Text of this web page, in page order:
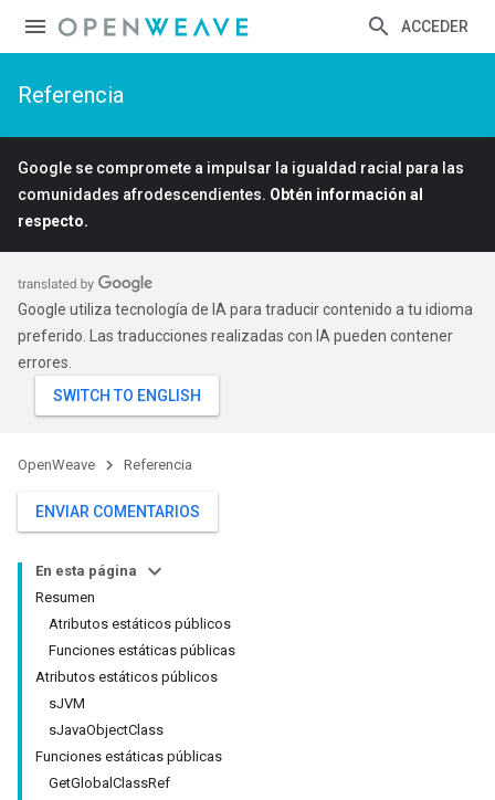
ACCEDER
Referencia
Google se compromete a impulsar la igualdad racial para las
comunidades afrodescendientes. Obtén información al
respecto.
Google utiliza tecnología de IA para traducir contenido a tu idioma
preferido. Las traducciones realizadas con IA pueden contener
errores.
OpenWeave Referencia
ENVIAR COMENTARIOS
En esta página
Resumen
Atributos estáticos públicos
Funciones estáticas públicas
Atributos estáticos públicos
sJVM
sJavaObjectClass
Funciones estáticas públicas
GetGlobalClassRef